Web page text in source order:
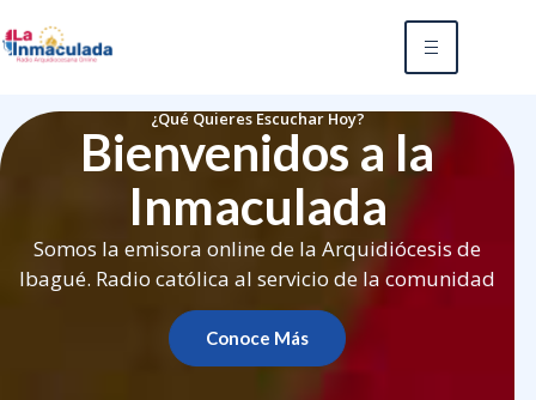
¿Qué Quieres Escuchar Hoy?
Bienvenidos a la
Inmaculada
Somos la emisora online de la Arquidiócesis de
Ibagué. Radio católica al servicio de la comunidad
Conoce Más